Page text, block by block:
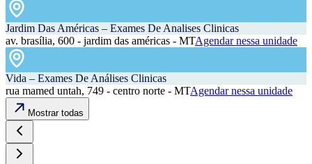
Jardim Das Américas – Exames De Analises Clinicas
av. brasília, 600 - jardim das américas - MTAgendar nessa unidade
Vida – Exames De Análises Clinicas
rua mamed untah, 749 - centro norte - MTAgendar nessa unidade
Mostrar todas